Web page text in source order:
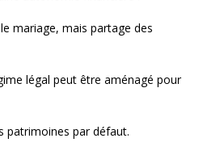
mariage, mais partage des
légal peut être aménagé pour
patrimoines par défaut.